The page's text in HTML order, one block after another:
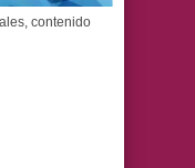
contenido